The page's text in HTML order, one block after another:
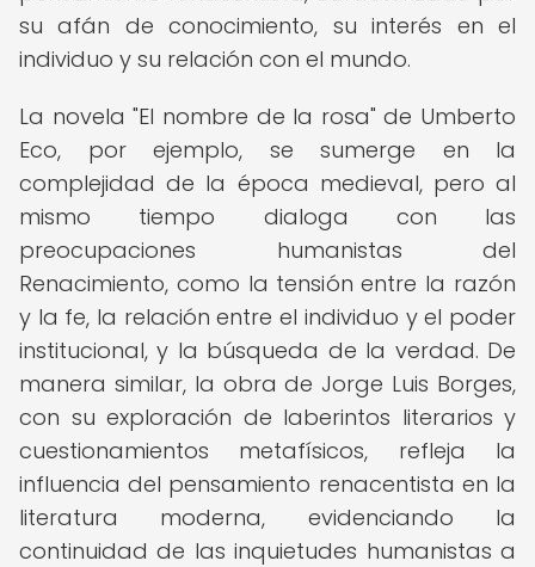
su afán de conocimiento, su interés en el
individuo y su relación con el mundo.
La novela "El nombre de la rosa" de Umberto
Eco, por ejemplo, se sumerge en la
complejidad de la época medieval, pero al
mismo tiempo dialoga con las
preocupaciones humanistas del
Renacimiento, como la tensión entre la razón
y la fe, la relación entre el individuo y el poder
institucional, y la búsqueda de la verdad. De
manera similar, la obra de Jorge Luis Borges,
con su exploración de laberintos literarios y
cuestionamientos metafísicos, refleja la
influencia del pensamiento renacentista en la
literatura moderna, evidenciando la
continuidad de las inquietudes humanistas a